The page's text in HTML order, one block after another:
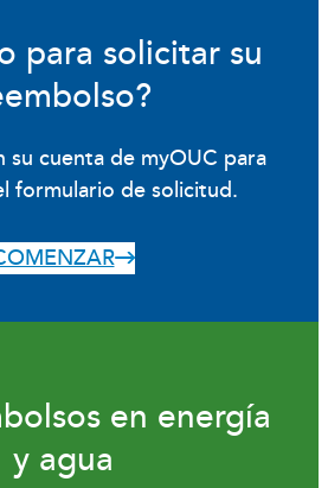
para solicitar su
su cuenta de myOUC para
formulario de solicitud.
en energía
y agua